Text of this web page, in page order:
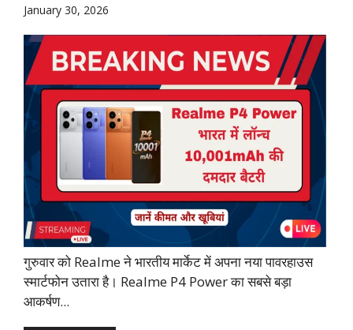
January 30, 2026
गुरुवार को Realme ने भारतीय मार्केट में अपना नया पावरहाउस
स्मार्टफोन उतारा है। Realme P4 Power का सबसे बड़ा
आकर्षण...